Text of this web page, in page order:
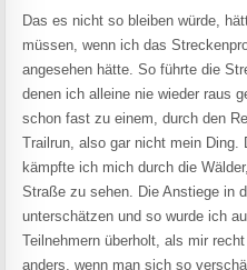
Das es nicht so bleiben würde,
müssen, wenn ich das
angesehen hätte. So führte die
denen ich alleine nie wieder raus
schon fast zu einem, durch den
Trailrun, also gar nicht mein
kämpfte ich mich durch die
Straße zu sehen. Die Anstiege in
unterschätzen und so wurde ich
Teilnehmern überholt, als mir
anders, wenn man sich so